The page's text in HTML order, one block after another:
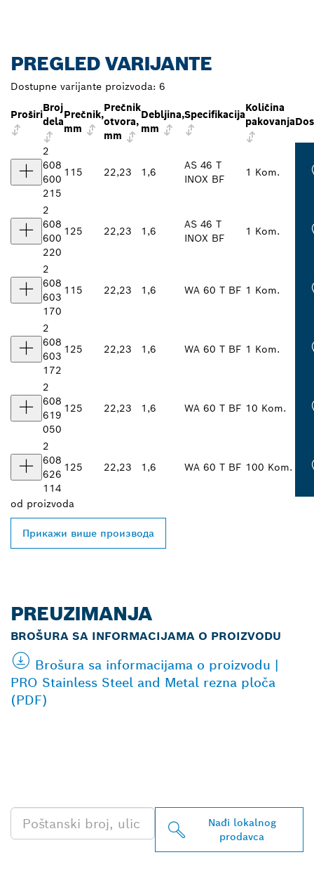
PREGLED VARIJANTE
Dostupne varijante proizvoda: 6
Proširi
Broj
dela
Prečnik,
mm
Prečnik
otvora,
mm
Debljina,
mm
Specifikacija
Količina
pakovanja
2
608
600
215
115 22,23 1,6
AS 46 T
INOX BF
1 Kom.
2
608
600
220
125 22,23 1,6
AS 46 T
INOX BF
1 Kom.
2
608
603
170
115 22,23 1,6 WA 60 T BF 1 Kom.
2
608
603
172
125 22,23 1,6 WA 60 T BF 1 Kom.
2
608
619
050
125 22,23 1,6 WA 60 T BF 10 Kom.
2
608
626
114
125 22,23 1,6 WA 60 T BF 100 Kom.
od proizvoda
Прикажи више производа
PREUZIMANJA
BROŠURA SA INFORMACIJAMA O PROIZVODU
Brošura sa informacijama o proizvodu |
PRO Stainless Steel and Metal rezna ploča
(PDF)
Nađi lokalnog
prodavca